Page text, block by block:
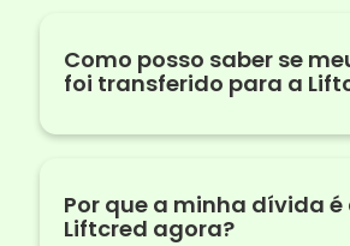
Como posso saber se
foi transferido para a
Por que a minha dívida é
Liftcred agora?